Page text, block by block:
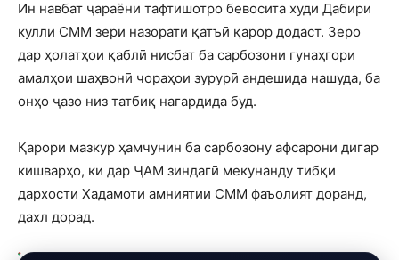
Ин навбат ҷараёни тафтишотро бевосита худи Дабири
кулли СММ зери назорати қатъӣ қарор додаст. Зеро
дар ҳолатҳои қаблӣ нисбат ба сарбозони гунаҳгори
амалҳои шаҳвонӣ чораҳои зурурӣ андешида нашуда, ба
онҳо ҷазо низ татбиқ нагардида буд.
Қарори мазкур ҳамчунин ба сарбозону афсарони дигар
кишварҳо, ки дар ҶАМ зиндагӣ мекунанду тибқи
дархости Хадамоти амниятии СММ фаъолият доранд,
дахл дорад.